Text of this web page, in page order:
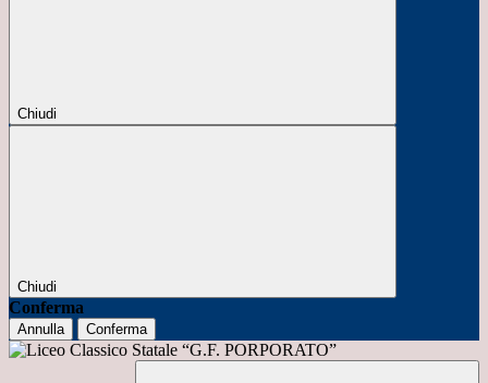
Chiudi
Chiudi
Conferma
Annulla Conferma